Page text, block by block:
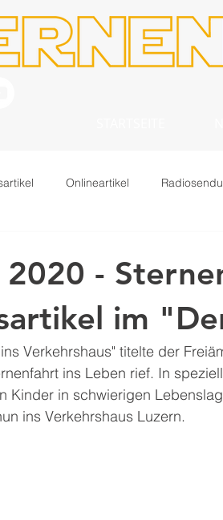
Onlineartikel
2020 -
im
Verkehrshaus" titelte der
ins Leben rief. In
Kinder in schwierigen
ins Verkehrshaus Luzern.